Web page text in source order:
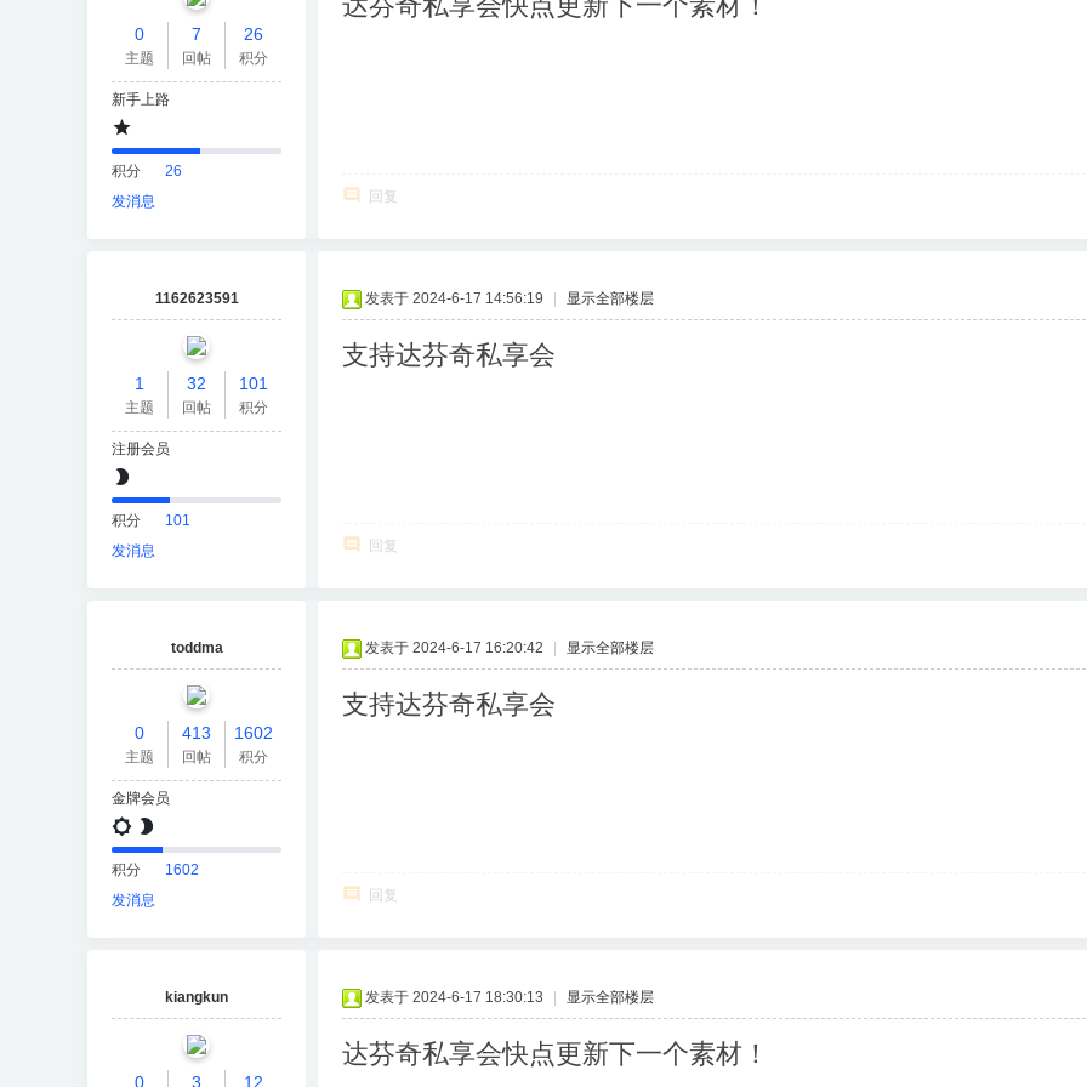
0
主题
7
回帖
26
积分
新手上路
积分
26
发消息
回复
1162623591
1
主题
32
回帖
101
积分
注册会员
积分
101
发消息
发表于 2024-6-17 14:56:19 显示全部楼层
支持达芬奇私享会
回复
toddma
0
主题
413
回帖
1602
积分
金牌会员
积分
1602
发消息
发表于 2024-6-17 16:20:42 显示全部楼层
支持达芬奇私享会
回复
kiangkun
0 3 12
发表于 2024-6-17 18:30:13 显示全部楼层
达芬奇私享会快点更新下一个素材！